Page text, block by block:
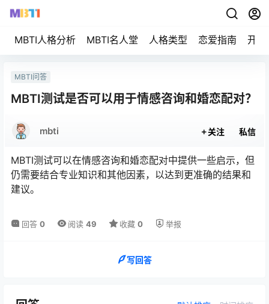
MBTI人格分析 MBTI名人堂 人格类型 恋爱指南 开始
MBTI问答
MBTI测试是否可以用于情感咨询和婚恋配对？
mbti 关注 私信
MBTI测试可以在情感咨询和婚恋配对中提供一些启示，但
仍需要结合专业知识和其他因素，以达到更准确的结果和
建议。
回答 0 阅读 49 收藏 0 举报
写回答